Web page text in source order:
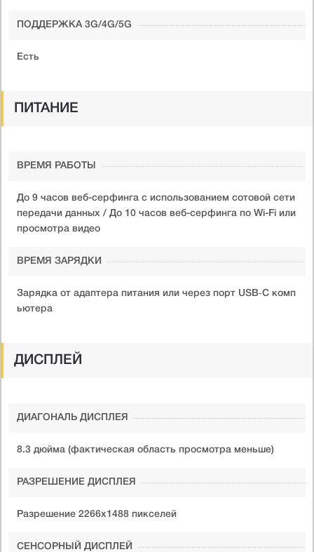
ПОДДЕРЖКА 3G/4G/5G
Есть
ПИТАНИЕ
ВРЕМЯ РАБОТЫ
До 9 часов веб-серфинга с использованием сотовой сети
передачи данных / До 10 часов веб-серфинга по Wi-Fi или
просмотра видео
ВРЕМЯ ЗАРЯДКИ
Зарядка от адаптера питания или через порт USB‑C комп
ьютера
ДИСПЛЕЙ
ДИАГОНАЛЬ ДИСПЛЕЯ
8.3 дюйма (фактическая область просмотра меньше)
РАЗРЕШЕНИЕ ДИСПЛЕЯ
Разрешение 2266x1488 пикселей
СЕНСОРНЫЙ ДИСПЛЕЙ